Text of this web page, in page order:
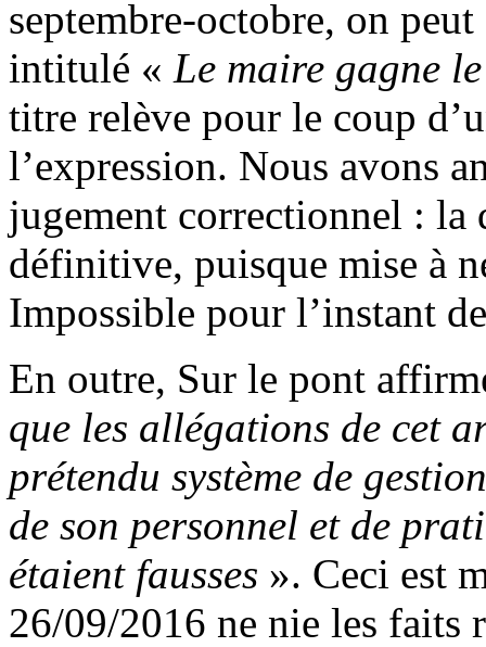
septembre-octobre, on
intitulé « Le maire gagne
titre relève pour le coup
l’expression. Nous avons
jugement correctionnel : la
définitive, puisque mise à
Impossible pour l’instant
En outre, Sur le pont
que les allégations de cet
prétendu système de
de son personnel et de
étaient fausses ». Ceci est
26/09/2016 ne nie les faits